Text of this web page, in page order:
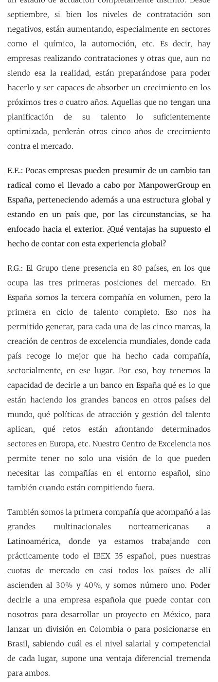
septiembre, si bien los niveles de contratación son
negativos, están aumentando, especialmente en sectores
como el químico, la automoción, etc. Es decir, hay
empresas realizando contrataciones y otras que, aun no
siendo esa la realidad, están preparándose para poder
hacerlo y ser capaces de absorber un crecimiento en los
próximos tres o cuatro años. Aquellas que no tengan una
planificación de su talento lo suficientemente
optimizada, perderán otros cinco años de crecimiento
contra el mercado.
E.E.: Pocas empresas pueden presumir de un cambio tan
radical como el llevado a cabo por ManpowerGroup en
España, perteneciendo además a una estructura global y
estando en un país que, por las circunstancias, se ha
enfocado hacia el exterior. ¿Qué ventajas ha supuesto el
hecho de contar con esta experiencia global?
R.G.: El Grupo tiene presencia en 80 países, en los que
ocupa las tres primeras posiciones del mercado. En
España somos la tercera compañía en volumen, pero la
primera en ciclo de talento completo. Eso nos ha
permitido generar, para cada una de las cinco marcas, la
creación de centros de excelencia mundiales, donde cada
país recoge lo mejor que ha hecho cada compañía,
sectorialmente, en ese lugar. Por eso, hoy tenemos la
capacidad de decirle a un banco en España qué es lo que
están haciendo los grandes bancos en otros países del
mundo, qué políticas de atracción y gestión del talento
aplican, qué retos están afrontando determinados
sectores en Europa, etc. Nuestro Centro de Excelencia nos
permite tener no solo una visión de lo que pueden
necesitar las compañías en el entorno español, sino
también cuando están compitiendo fuera.
También somos la primera compañía que acompañó a las
grandes multinacionales norteamericanas a
Latinoamérica, donde ya estamos trabajando con
prácticamente todo el IBEX 35 español, pues nuestras
cuotas de mercado en casi todos los países de allí
ascienden al 30% y 40%, y somos número uno. Poder
decirle a una empresa española que puede contar con
nosotros para desarrollar un proyecto en México, para
lanzar un división en Colombia o para posicionarse en
Brasil, sabiendo cuál es el nivel salarial y competencial
de cada lugar, supone una ventaja diferencial tremenda
para ambos.